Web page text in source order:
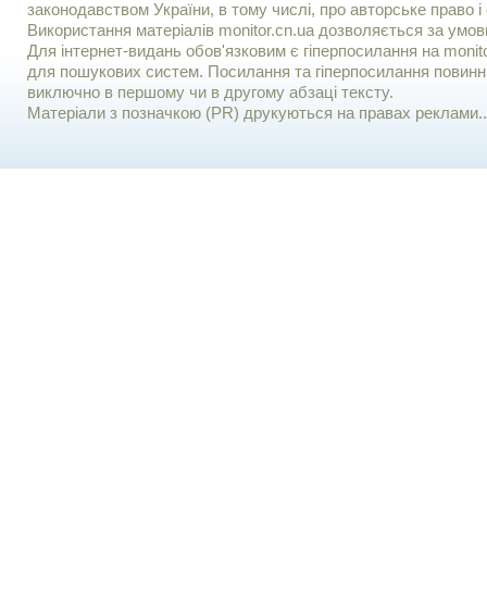
законодавством України, в тому числі, про авторське право і
Використання матерiалiв monitor.cn.ua дозволяється за
Для iнтернет-видань обов'язковим є гiперпосилання на
для пошукових систем. Посилання та гіперпосилання
виключно в першому чи в другому абзаці тексту.
Матеріали з позначкою (PR) друкуються на правах реклами..